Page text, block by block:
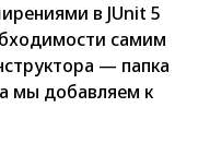
в JUnit 5
самим
— папка
мы добавляем к